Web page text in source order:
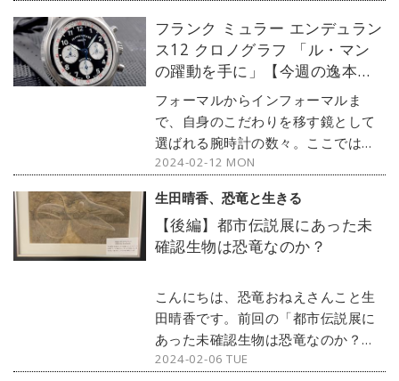
デルからアンティークまで、見る者
の感性を刺激する1本をセレクト。今
回はアンティークロレックスから、
今風に使いやすくカスタマイズされ
た『プリンス』をご紹介しよう。
フランク ミュラー エンデュラン
ス12 クロノグラフ 「ル・マン
の躍動を手に」【今週の逸本
Vol.237】
フォーマルからインフォーマルま
で、自身のこだわりを移す鏡として
選ばれる腕時計の数々。ここではブ
ランド腕時計専門店・MOON
デルからアンティークまで、見る者
の感性を刺激する1本をセレクト。今
回はフランク ミュラーから、『エン
2024-02-12 MON
【後編】都市伝説展にあった未
確認生物は恐竜なのか？
こんにちは、恐竜おねえさんこと生
田晴香です。前回の「都市伝説展に
あった未確認生物は恐竜なのか？」
の後編です。イベントで紹介されて
2024-02-06 TUE
生田晴香、恐竜と生きる